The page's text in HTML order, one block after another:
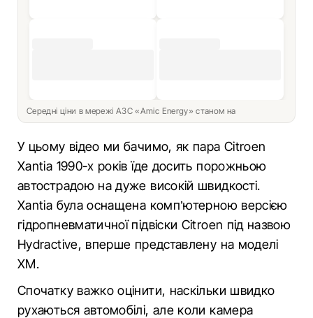
Середні ціни в мережі АЗС «Amic Energy» станом на
У цьому відео ми бачимо, як пара Citroen
Xantia 1990-х років їде досить порожньою
автострадою на дуже високій швидкості.
Xantia була оснащена комп’ютерною версією
гідропневматичної підвіски Citroen під назвою
Hydractive, вперше представлену на моделі
XM.
Спочатку важко оцінити, наскільки швидко
рухаються автомобілі, але коли камера